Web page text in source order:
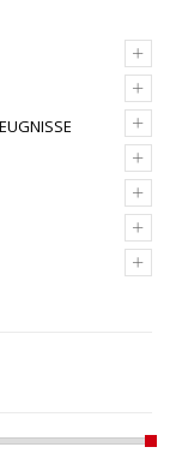
+
+
+
+
+
+
+